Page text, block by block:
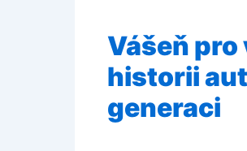
Vášeň
historii
generaci